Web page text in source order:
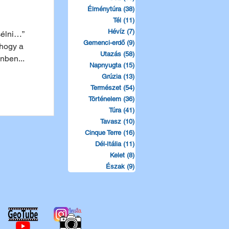
a
Élménytúra (38)
Tél (11)
Hévíz (7)
Gemenci-erdő (9)
Utazás (58)
Napnyugta (15)
Grúzia (13)
Természet (54)
Történelem (36)
Túra (41)
Tavasz (10)
Cinque Terre (16)
Dél-Itália (11)
Kelet (8)
Észak (9)